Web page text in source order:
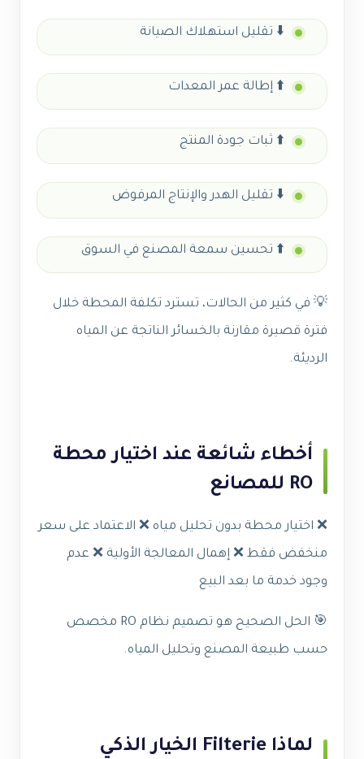
⬇️ تقليل استهلاك الصيانة
⬆️ إطالة عمر المعدات
⬆️ ثبات جودة المنتج
⬇️ تقليل الهدر والإنتاج المرفوض
⬆️ تحسين سمعة المصنع في السوق
💡 في كثير من الحالات، تسترد تكلفة المحطة خلال
فترة قصيرة مقارنة بالخسائر الناتجة عن المياه
الرديئة.
أخطاء شائعة عند اختيار محطة
RO للمصانع
❌ اختيار محطة بدون تحليل مياه ❌ الاعتماد على سعر
منخفض فقط ❌ إهمال المعالجة الأولية ❌ عدم
وجود خدمة ما بعد البيع
🎯 الحل الصحيح هو تصميم نظام RO مخصص
حسب طبيعة المصنع وتحليل المياه.
لماذا Filterie الخيار الذكي